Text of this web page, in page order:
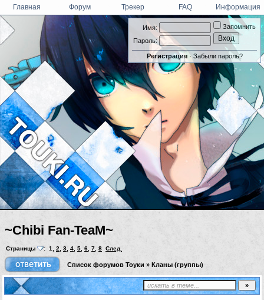
Имя:
Пароль:
Запомнить
Регистрация· Забыли пароль?
Главная Форум Трекер FAQ Информация
~Chibi Fan-TeaM~
Страницы : 1, 2, 3, 4, 5, 6, 7, 8 След.
Список форумов Тоуки » Кланы (группы)